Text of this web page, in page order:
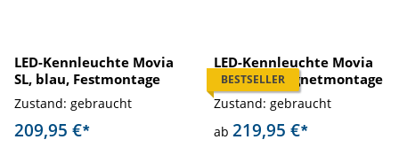
LED-Kennleuchte Movia
SL, blau, Festmontage
Zustand: gebraucht
209,95 €*
BESTSELLER
LED-Kennleuchte Movia
SL, blau, Magnetmontage
Zustand: gebraucht
ab 219,95 €*